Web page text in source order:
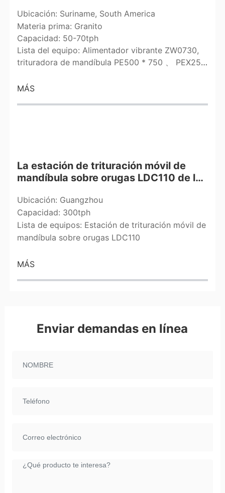
Ubicación: Suriname, South America
Materia prima: Granito
Capacidad: 50-70tph
Lista del equipo: Alimentador vibrante ZW0730,
trituradora de mandíbula PE500 * 750 、 PEX250
MÁS
La estación de trituración móvil de
mandíbula sobre orugas LDC110 de la
al sitio del proyecto en Guangzhou y
completó con éxito la entrega.
Ubicación: Guangzhou
Capacidad: 300tph
Lista de equipos: Estación de trituración móvil de
mandíbula sobre orugas LDC110
MÁS
Enviar demandas en línea